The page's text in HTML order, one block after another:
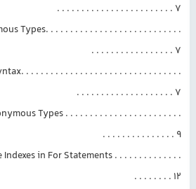
. . . . . . . . . . . . . . . . . . . . . . . . 7
Types. . . . . . . . . . . . . . . . . . . . . . . . . . . .
. . . . . . . . . . . . . . . . . 7
. . . . . . . . . . . . . . . . . . . . . . . . . . . . . . . .
. . . . . . . . . . . . . . . . . . . . 7
Types . . . . . . . . . . . . . . . . . . . . . . . .
. . . . . . . . . . . . . . . 9
in For Statements . . . . . . . . . . . . . .
. . . . . . . . 12